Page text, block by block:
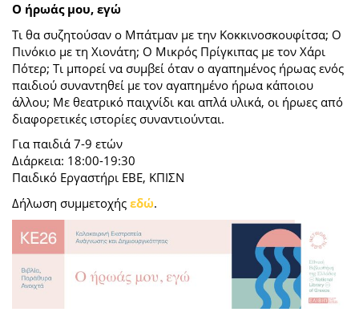
Ο ήρωάς μου, εγώ
Τι θα συζητούσαν ο Μπάτμαν με την Κοκκινοσκουφίτσα; Ο
Πινόκιο με τη Χιονάτη; Ο Μικρός Πρίγκιπας με τον Χάρι
Πότερ; Τι μπορεί να συμβεί όταν ο αγαπημένος ήρωας ενός
παιδιού συναντηθεί με τον αγαπημένο ήρωα κάποιου
άλλου; Με θεατρικό παιχνίδι και απλά υλικά, οι ήρωες από
διαφορετικές ιστορίες συναντιούνται.
Για παιδιά 7-9 ετών
Διάρκεια: 18:00-19:30
Παιδικό Εργαστήρι ΕΒΕ, ΚΠΙΣΝ
Δήλωση συμμετοχής εδώ.